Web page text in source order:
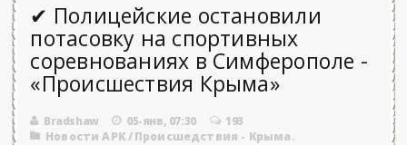
✔ Полицейские остановили
потасовку на спортивных
соревнованиях в Симферополе -
«Происшествия Крыма»
Bradshaw 05-янв, 07:30
193
Новости АРК/Происшедствия - Крыма.